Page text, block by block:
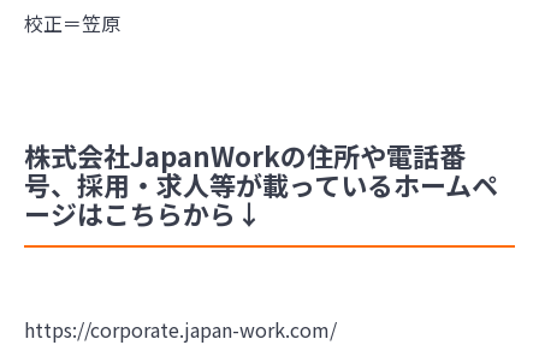
校正＝笠原
株式会社JapanWorkの住所や電話番
号、採用・求人等が載っているホームペ
ージはこちらから↓
https://corporate.japan-work.com/